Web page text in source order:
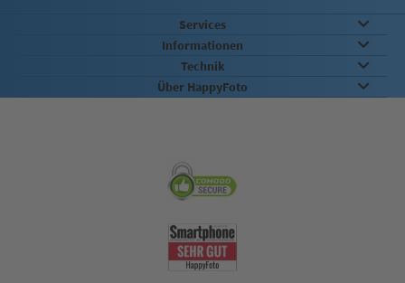
Services
Informationen
Technik
Über HappyFoto